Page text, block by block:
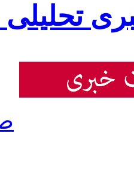
تحلیلی